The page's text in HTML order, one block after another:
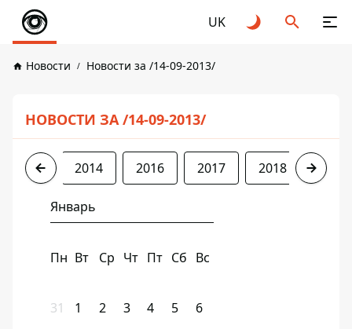
UK
Новости Новости за /14-09-2013/
НОВОСТИ ЗА /14-09-2013/
2013 2014 2016 2017 2018 2019
Январь
Пн Вт Ср Чт Пт Сб Вс
31 1 2 3 4 5 6